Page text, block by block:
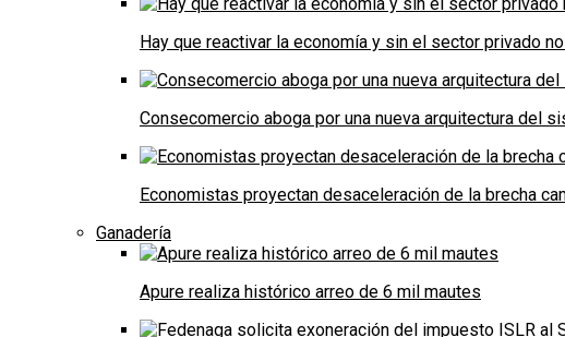
Hay que reactivar la economía y sin el sector privado
Consecomercio aboga por una nueva arquitectura del
Economistas proyectan desaceleración de la brecha
Ganadería
Apure realiza histórico arreo de 6 mil mautes